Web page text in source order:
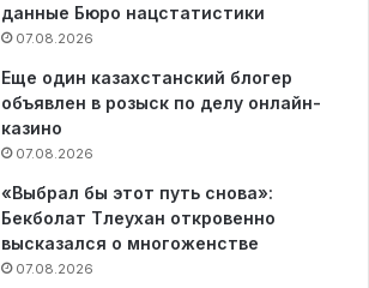
данные Бюро нацстатистики
07.08.2026
Еще один казахстанский блогер
объявлен в розыск по делу онлайн-
казино
07.08.2026
«Выбрал бы этот путь снова»:
Бекболат Тлеухан откровенно
высказался о многоженстве
07.08.2026